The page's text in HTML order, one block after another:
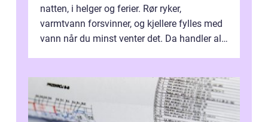
natten, i helger og ferier. Rør ryker,
varmtvann forsvinner, og kjellere fylles med
vann når du minst venter det. Da handler alt